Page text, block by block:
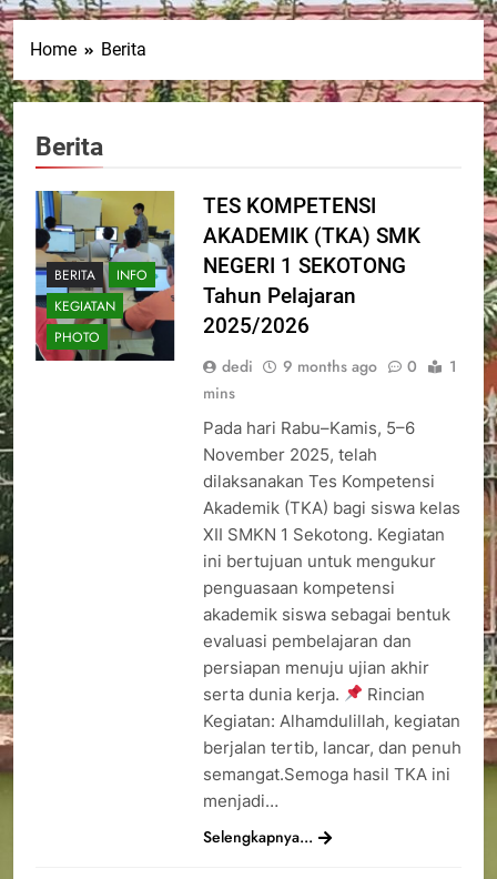
Home Berita
Berita
BERITA
INFO
KEGIATAN
PHOTO
TES KOMPETENSI
AKADEMIK (TKA) SMK
NEGERI 1 SEKOTONG
Tahun Pelajaran
2025/2026
dedi 9 months ago 0
1
mins
Pada hari Rabu–Kamis, 5–6
November 2025, telah
dilaksanakan Tes Kompetensi
Akademik (TKA) bagi siswa kelas
XII SMKN 1 Sekotong. Kegiatan
ini bertujuan untuk mengukur
penguasaan kompetensi
akademik siswa sebagai bentuk
evaluasi pembelajaran dan
persiapan menuju ujian akhir
serta dunia kerja.
Rincian
Kegiatan: Alhamdulillah, kegiatan
berjalan tertib, lancar, dan penuh
semangat.Semoga hasil TKA ini
menjadi…
Selengkapnya...